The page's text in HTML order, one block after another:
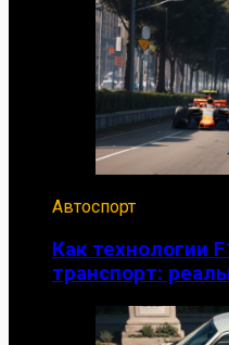
Автоспорт
Как технологии
транспорт: